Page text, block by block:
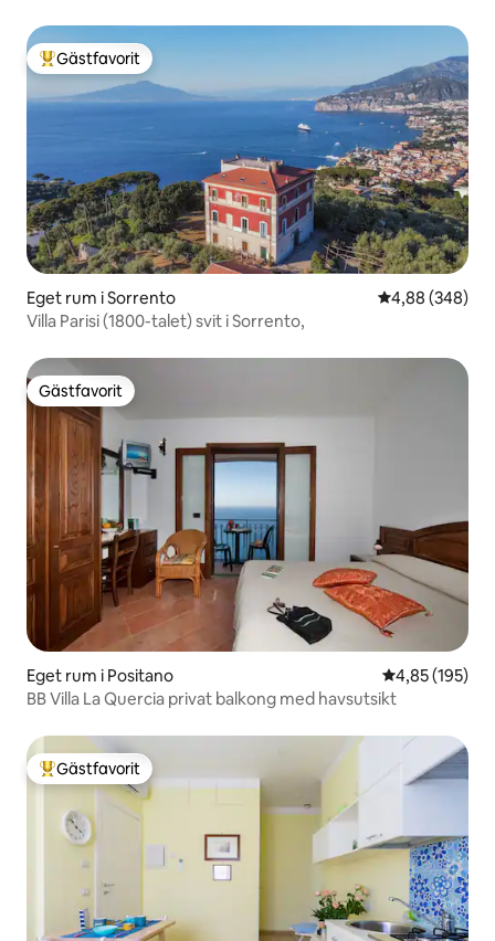
Populär gästfavorit
Gästfavorit
Eget rum i Sorrento 4,88 av 5 i
4,88 (348)
Villa Parisi (1800-talet) svit i Sorrento,
Gästfavorit
Gästfavorit
Eget rum i Positano 4,85 av 5 i
4,85 (195)
BB Villa La Quercia privat balkong med havsutsikt
Populär gästfavorit
Gästfavorit